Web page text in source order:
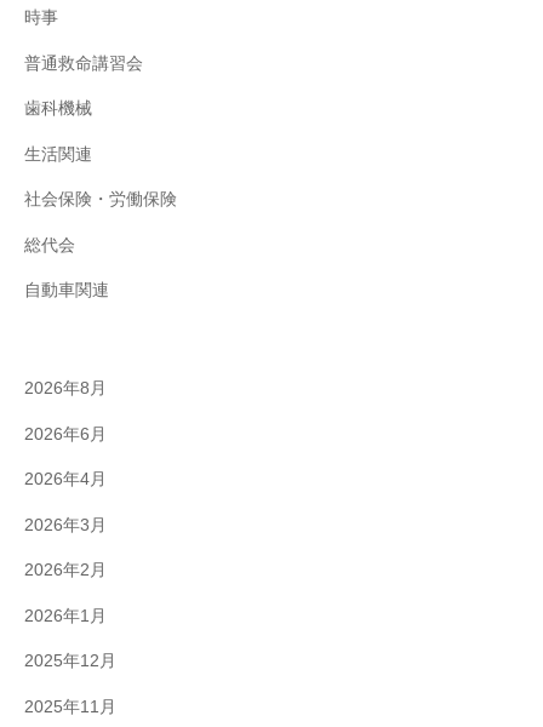
時事
普通救命講習会
歯科機械
生活関連
社会保険・労働保険
総代会
自動車関連
2026年8月
2026年6月
2026年4月
2026年3月
2026年2月
2026年1月
2025年12月
2025年11月